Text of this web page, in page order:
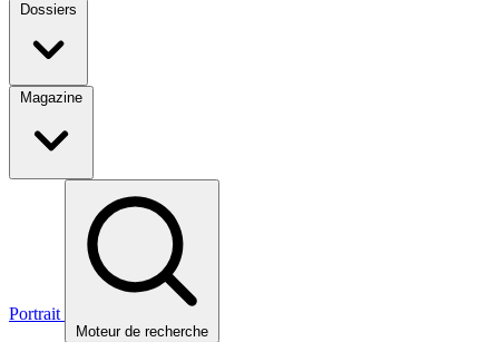
Dossiers
Magazine
Portrait
Moteur de recherche